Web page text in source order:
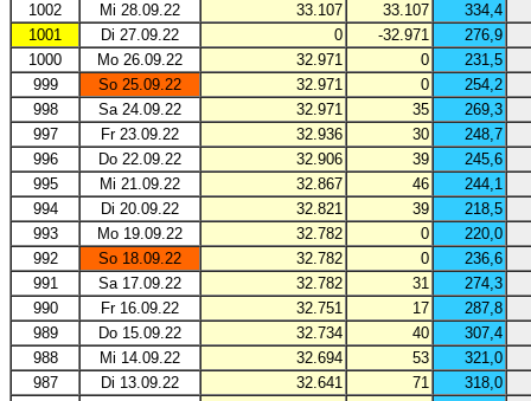
1002
Mi 28.09.22 33.107 33.107
334,4
1001
Di 27.09.22 0 -32.971
276,9
1000
Mo 26.09.22 32.971 0
231,5
999
So 25.09.22 32.971 0
254,2
998
Sa 24.09.22 32.971 35
269,3
997
Fr 23.09.22 32.936 30
248,7
996
Do 22.09.22 32.906 39
245,6
995
Mi 21.09.22 32.867 46
244,1
994
Di 20.09.22 32.821 39
218,5
993
Mo 19.09.22 32.782 0
220,0
992
So 18.09.22 32.782 0
236,6
991
Sa 17.09.22 32.782 31
274,3
990
Fr 16.09.22 32.751 17
287,8
989
Do 15.09.22 32.734 40
307,4
988
Mi 14.09.22 32.694 53
321,0
987
Di 13.09.22 32.641 71
318,0